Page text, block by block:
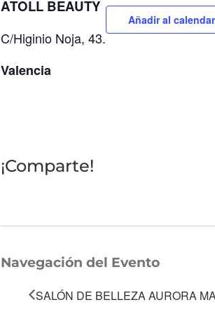
ATOLL BEAUTY
C/Higinio Noja, 43.
Valencia
Añadir al
¡Comparte!
Navegación del Evento
SALÓN DE BELLEZA AURORA